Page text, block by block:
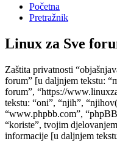
Početna
Pretražnik
Linux za Sve
Zaštita privatnosti
forum” [u daljnjem tekstu:
forum”, “https://
tekstu: “oni”, “njih”,
“www.phpbb.com”,
“koriste”, tvojim
informacije [u daljnjem